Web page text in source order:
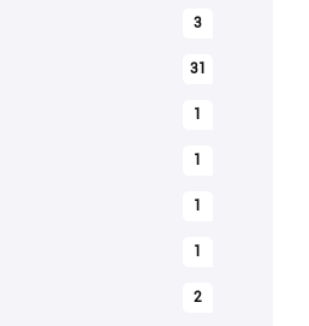
3
31
1
1
1
1
2